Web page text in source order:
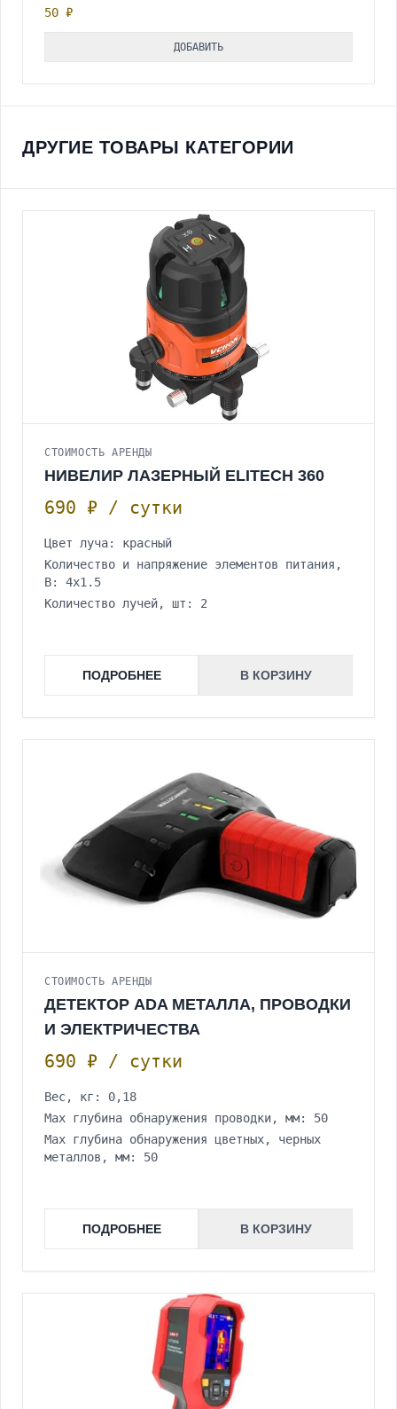
50 ₽
ДОБАВИТЬ
ДРУГИЕ ТОВАРЫ КАТЕГОРИИ
СТОИМОСТЬ АРЕНДЫ
НИВЕЛИР ЛАЗЕРНЫЙ ELITECH 360
690 ₽ / сутки
Цвет луча: красный
Количество и напряжение элементов питания,
B: 4х1.5
Количество лучей, шт: 2
ПОДРОБНЕЕ В КОРЗИНУ
СТОИМОСТЬ АРЕНДЫ
ДЕТЕКТОР ADA МЕТАЛЛА, ПРОВОДКИ
И ЭЛЕКТРИЧЕСТВА
690 ₽ / сутки
Вес, кг: 0,18
Max глубина обнаружения проводки, мм: 50
Max глубина обнаружения цветных, черных
металлов, мм: 50
ПОДРОБНЕЕ В КОРЗИНУ